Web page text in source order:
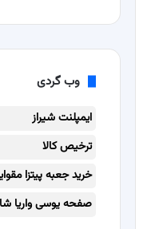
وب گردی
ایمپلنت شیراز
ترخیص کالا
خرید جعبه پیتزا
صفحه یوسی واریا